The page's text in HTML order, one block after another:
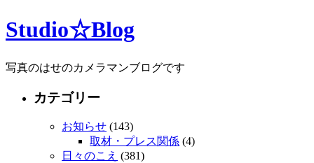
Studio☆Blog
写真のはせのカメラマンブログです
カテゴリー
お知らせ (143)
取材・プレス関係 (4)
日々のこえ (381)